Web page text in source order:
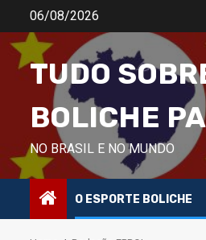
content
06/08/2026
TUDO
BOLICHE
NO BRASIL E NO MUNDO
O ESPORTE BOLICHE